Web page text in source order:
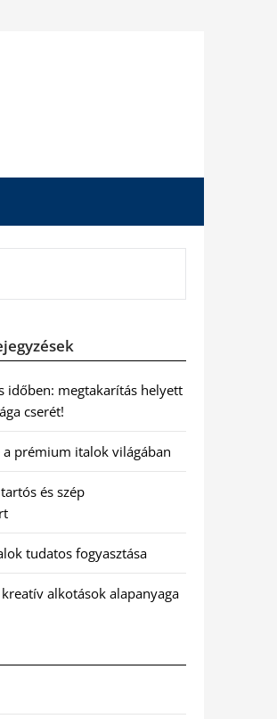
időben: megtakarítás helyett
cserét!
a prémium italok világában
és szép
tudatos fogyasztása
alkotások alapanyaga